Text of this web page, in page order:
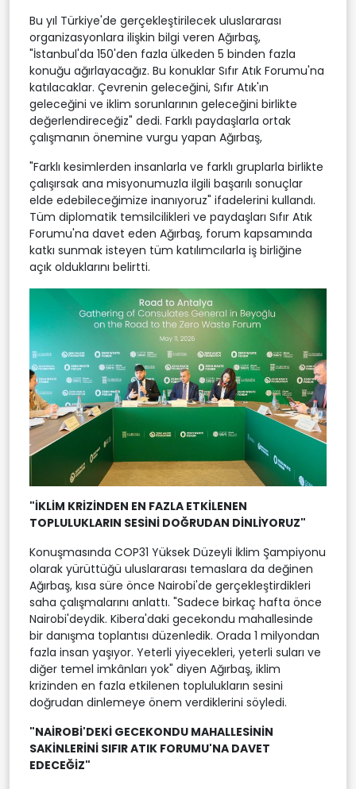
Bu yıl Türkiye'de gerçekleştirilecek uluslararası
organizasyonlara ilişkin bilgi veren Ağırbaş,
"İstanbul'da 150'den fazla ülkeden 5 binden fazla
konuğu ağırlayacağız. Bu konuklar Sıfır Atık Forumu'na
katılacaklar. Çevrenin geleceğini, Sıfır Atık'ın
geleceğini ve iklim sorunlarının geleceğini birlikte
değerlendireceğiz" dedi. Farklı paydaşlarla ortak
çalışmanın önemine vurgu yapan Ağırbaş,
"Farklı kesimlerden insanlarla ve farklı gruplarla birlikte
çalışırsak ana misyonumuzla ilgili başarılı sonuçlar
elde edebileceğimize inanıyoruz" ifadelerini kullandı.
Tüm diplomatik temsilcilikleri ve paydaşları Sıfır Atık
Forumu'na davet eden Ağırbaş, forum kapsamında
katkı sunmak isteyen tüm katılımcılarla iş birliğine
açık olduklarını belirtti.
"İKLİM KRİZİNDEN EN FAZLA ETKİLENEN
TOPLULUKLARIN SESİNİ DOĞRUDAN DİNLİYORUZ"
Konuşmasında COP31 Yüksek Düzeyli İklim Şampiyonu
olarak yürüttüğü uluslararası temaslara da değinen
Ağırbaş, kısa süre önce Nairobi'de gerçekleştirdikleri
saha çalışmalarını anlattı. "Sadece birkaç hafta önce
Nairobi'deydik. Kibera'daki gecekondu mahallesinde
bir danışma toplantısı düzenledik. Orada 1 milyondan
fazla insan yaşıyor. Yeterli yiyecekleri, yeterli suları ve
diğer temel imkânları yok" diyen Ağırbaş, iklim
krizinden en fazla etkilenen toplulukların sesini
doğrudan dinlemeye önem verdiklerini söyledi.
"NAİROBİ'DEKİ GECEKONDU MAHALLESİNİN
SAKİNLERİNİ SIFIR ATIK FORUMU'NA DAVET
EDECEĞİZ"